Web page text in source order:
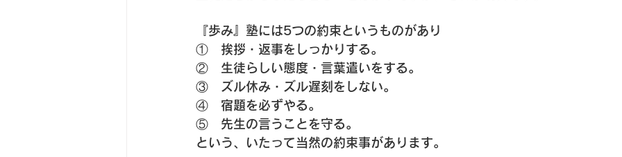
『歩み』塾には5つの約束というものがあり
①　挨拶・返事をしっかりする。
②　生徒らしい態度・言葉遣いをする。
③　ズル休み・ズル遅刻をしない。
④　宿題を必ずやる。
⑤　先生の言うことを守る。
という、いたって当然の約束事があります。